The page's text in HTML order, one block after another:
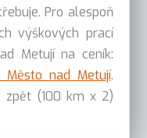
Pro alespoň
výškových prací
Metují na ceník:
Město nad Metují.
zpět (100 km x 2)